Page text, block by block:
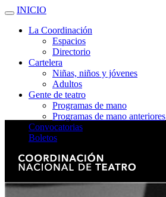
INICIO
La Coordinación
Espacios
Directorio
Cartelera
Niñas, niños y jóvenes
Adultos
Gente de teatro
Programas de mano
Programas de mano anteriores
Convocatorias
Boletos